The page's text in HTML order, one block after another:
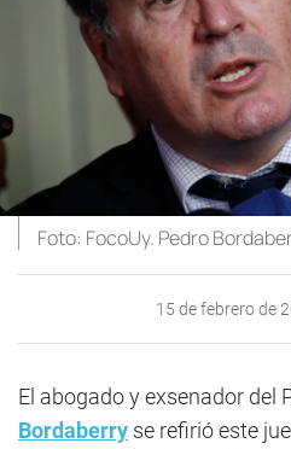
Foto: FocoUy. Pedro
15 de febrero de
El abogado y exsenador del
Bordaberry se refirió este